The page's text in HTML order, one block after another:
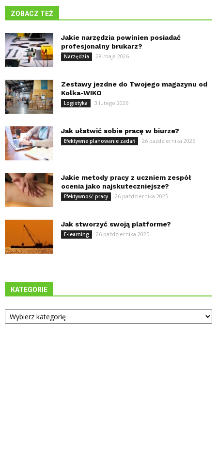
ZOBACZ TEŻ
Jakie narzędzia powinien posiadać
profesjonalny brukarz?
Narzędzia 28 maja 2026
Zestawy jezdne do Twojego magazynu od
Kolka-WIKO
Logistyka 3 lutego 2026
Jak ułatwić sobie pracę w biurze?
Efektywne planowanie zadań 26 października 2025
Jakie metody pracy z uczniem zespół
ocenia jako najskuteczniejsze?
Efektywność pracy 26 października 2025
Jak stworzyć swoją platforme?
E-learning 26 października 2025
KATEGORIE
Kategorie